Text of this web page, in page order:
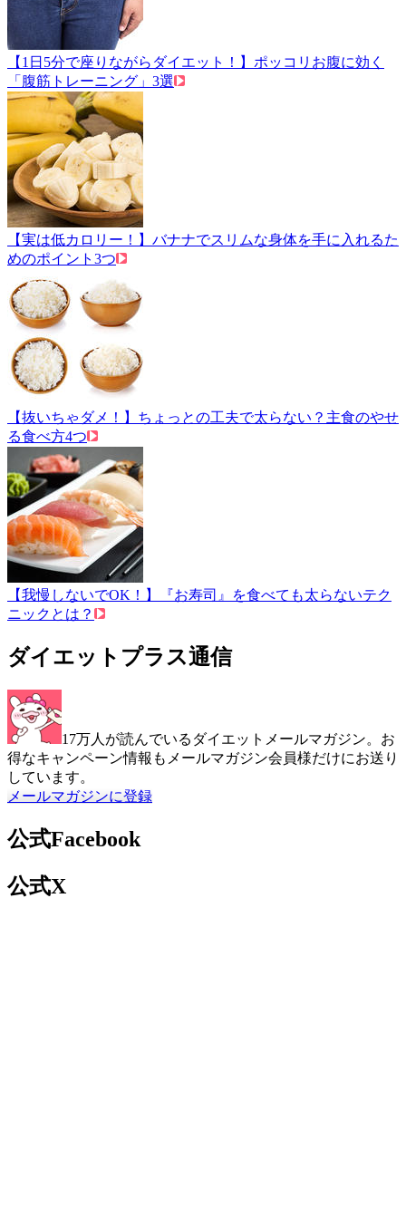
【1日5分で座りながらダイエット！】ポッコリお腹に効く
「腹筋トレーニング」3選
【実は低カロリー！】バナナでスリムな身体を手に入れるた
めのポイント3つ
【抜いちゃダメ！】ちょっとの工夫で太らない？主食のやせ
る食べ方4つ
【我慢しないでOK！】『お寿司』を食べても太らないテク
ニックとは？
ダイエットプラス通信
17万人が読んでいるダイエットメールマガジン。お
得なキャンペーン情報もメールマガジン会員様だけにお送り
しています。
メールマガジンに登録
公式Facebook
公式X